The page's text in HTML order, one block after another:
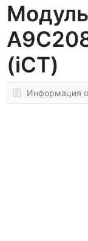
(iCT)
Информация